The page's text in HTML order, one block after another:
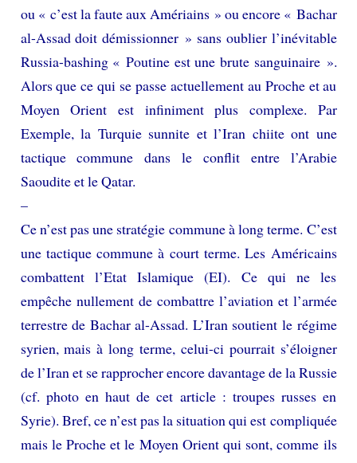
ou « c’est la faute aux Amériains » ou encore « Bachar
al-Assad doit démissionner » sans oublier l’inévitable
Russia-bashing « Poutine est une brute sanguinaire ».
Alors que ce qui se passe actuellement au Proche et au
Moyen Orient est infiniment plus complexe. Par
Exemple, la Turquie sunnite et l’Iran chiite ont une
tactique commune dans le conflit entre l’Arabie
Saoudite et le Qatar.
–
Ce n’est pas une stratégie commune à long terme. C’est
une tactique commune à court terme. Les Américains
combattent l’Etat Islamique (EI). Ce qui ne les
empêche nullement de combattre l’aviation et l’armée
terrestre de Bachar al-Assad. L’Iran soutient le régime
syrien, mais à long terme, celui-ci pourrait s’éloigner
de l’Iran et se rapprocher encore davantage de la Russie
(cf. photo en haut de cet article : troupes russes en
Syrie). Bref, ce n’est pas la situation qui est compliquée
mais le Proche et le Moyen Orient qui sont, comme ils